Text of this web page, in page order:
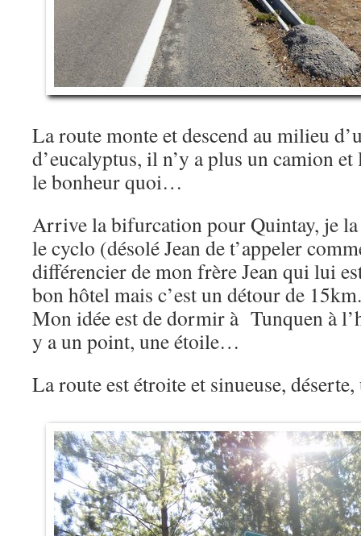
La route monte et descend au milieu
d’eucalyptus, il n’y a plus un camion
le bonheur quoi…
Arrive la bifurcation pour Quintay, je la
le cyclo (désolé Jean de t’appeler
différencier de mon frère Jean qui lui
bon hôtel mais c’est un détour de 15km.
Mon idée est de dormir à Tunquen à
y a un point, une étoile…
La route est étroite et sinueuse,